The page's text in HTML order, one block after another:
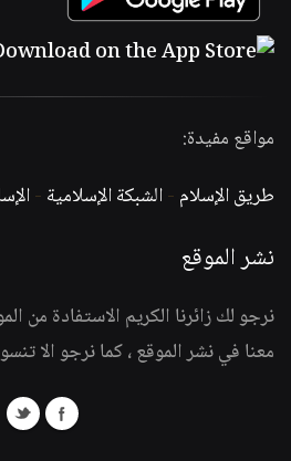
مواقع مفيدة:
طريق الإسلام -الشبكة الإسلامية -
نشر الموقع
نرجو لك زائرنا الكريم الاستفادة من
معنا في نشر الموقع ، كما نرجو الا